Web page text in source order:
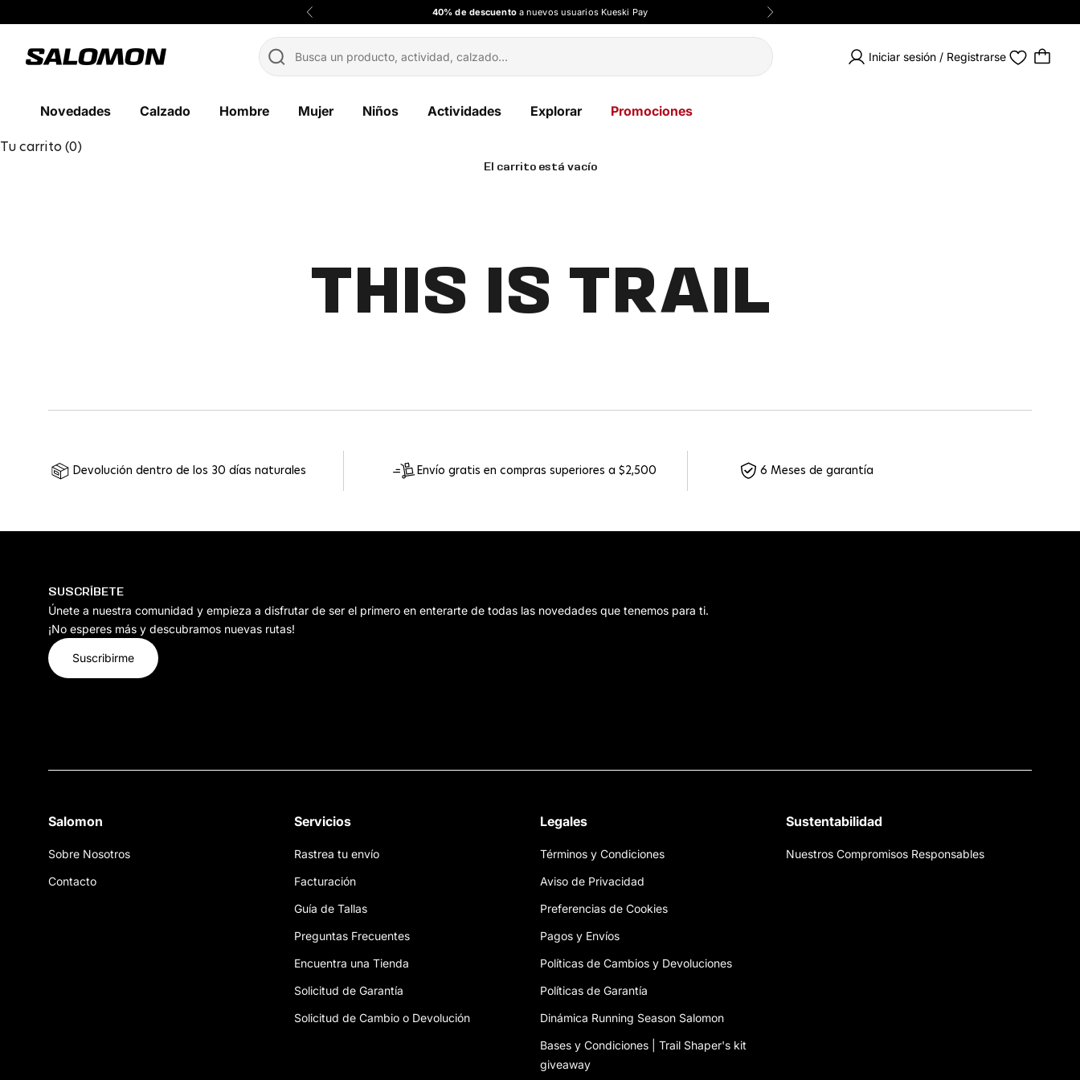
Anterior 40% de descuentoa nuevos usuarios Kueski Pay Siguiente
Salomon México Iniciar sesión / Registrarse
Novedades Calzado Hombre Mujer Niños Actividades Explorar Promociones
Tu carrito (0)
El carrito está vacío
THIS IS TRAIL
Devolución dentro de los 30 días naturales Envío gratis en compras superiores a $2,500 6 Meses de garantía
SUSCRÍBETE
Únete a nuestra comunidad y empieza a disfrutar de ser el primero en enterarte de todas las novedades que tenemos para ti.
¡No esperes más y descubramos nuevas rutas!
Suscribirme
Salomon
Sobre Nosotros
Contacto
Servicios
Rastrea tu envío
Facturación
Guía de Tallas
Preguntas Frecuentes
Encuentra una Tienda
Solicitud de Garantía
Solicitud de Cambio o Devolución
Legales
Términos y Condiciones
Aviso de Privacidad
Preferencias de Cookies
Pagos y Envíos
Políticas de Cambios y Devoluciones
Políticas de Garantía
Dinámica Running Season Salomon
Bases y Condiciones | Trail Shaper's kit
giveaway
Sustentabilidad
Nuestros Compromisos Responsables